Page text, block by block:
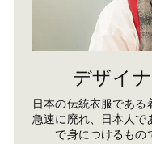
デザイ
日本の伝統衣服であ
急速に廃れ、日本人で
で身につけるもの